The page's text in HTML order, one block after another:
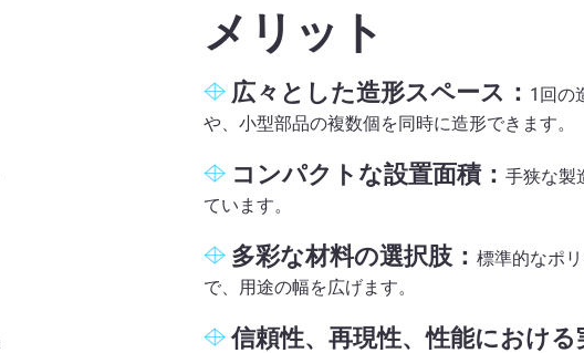
メリット
広々とした造形スペース： 1回の
や、小型部品の複数個を同時に造形できます。
コンパクトな設置面積： 手狭な製
ています。
多彩な材料の選択肢： 標準的なポ
で、用途の幅を広げます。
信頼性、再現性、性能における